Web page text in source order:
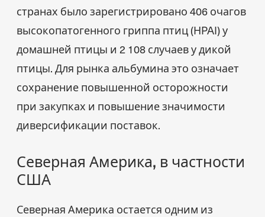
странах было зарегистрировано 406 очагов
высокопатогенного гриппа птиц (HPAI) у
домашней птицы и 2 108 случаев у дикой
птицы. Для рынка альбумина это означает
сохранение повышенной осторожности
при закупках и повышение значимости
диверсификации поставок.
Северная Америка, в частности
США
Северная Америка остается одним из